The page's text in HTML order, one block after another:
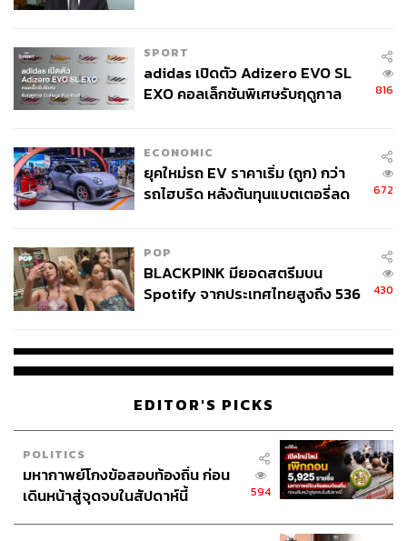
SPORT
adidas เปิดตัว Adizero EVO SL
EXO คอลเล็กชันพิเศษรับฤดูกาล
816
ECONOMIC
ยุคใหม่รถ EV ราคาเริ่ม (ถูก) กว่า
รถไฮบริด หลังต้นทุนแบตเตอรี่ลด
672
POP
BLACKPINK มียอดสตรีมบน
Spotify จากประเทศไทยสูงถึง 536
430
EDITOR'S PICKS
POLITICS
มหากาพย์โกงข้อสอบท้องถิ่น ก่อน
เดินหน้าสู่จุดจบในสัปดาห์นี้
594